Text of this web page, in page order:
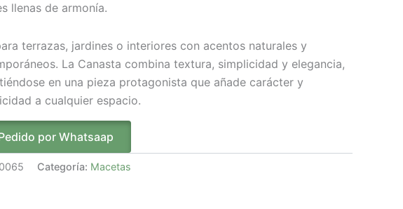
llenas de armonía.
terrazas, jardines o interiores con acentos naturales y
La Canasta combina textura, simplicidad y elegancia,
en una pieza protagonista que añade carácter y
a cualquier espacio.
por Whatsaap
Categoría: Macetas